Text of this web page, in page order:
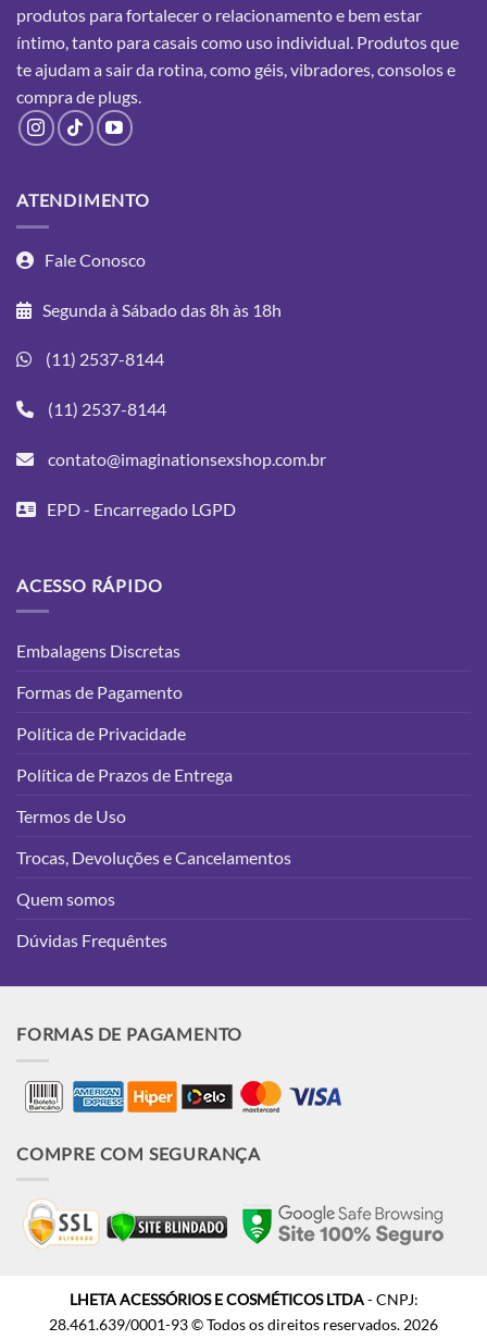
produtos para fortalecer o relacionamento e bem estar
íntimo, tanto para casais como uso individual. Produtos que
te ajudam a sair da rotina, como géis, vibradores, consolos e
comprade plugs.
ATENDIMENTO
Fale Conosco
Segunda à Sábado das 8h às 18h
(11) 2537-8144
(11) 2537-8144
contato@imaginationsexshop.com.br
EPD - Encarregado LGPD
ACESSO RÁPIDO
Embalagens Discretas
Formas de Pagamento
Política de Privacidade
Política de Prazos de Entrega
Termos de Uso
Trocas, Devoluções e Cancelamentos
Quem somos
Dúvidas Frequêntes
FORMAS DE PAGAMENTO
COMPRE COM SEGURANÇA
LHETA ACESSÓRIOS E COSMÉTICOS LTDA- CNPJ:
28.461.639/0001-93© Todos os direitos reservados. 2026